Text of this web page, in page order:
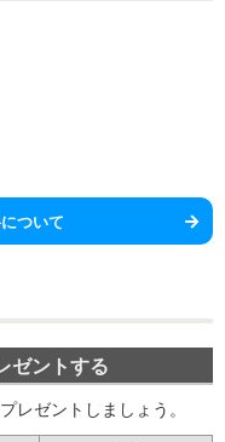
ついて
ゼントする
レゼントしましょう。